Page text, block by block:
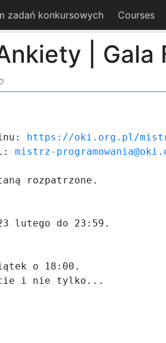
zadań konkursowych Courses
| Gala
https://oki.org.pl/
mistrz-
rozpatrzone.
lutego do 23:59.
o 18:00.
i nie tylko...